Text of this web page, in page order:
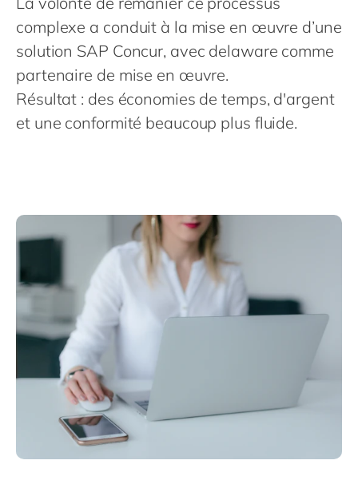
Philippines
Singapore
en
Switzerland
UK & Ireland
USA & Canada
complexe a conduit à la mise en œuvre d’une
solution SAP Concur, avec delaware comme
partenaire de mise en œuvre.
Résultat : des économies de temps, d'argent
et une conformité beaucoup plus fluide.